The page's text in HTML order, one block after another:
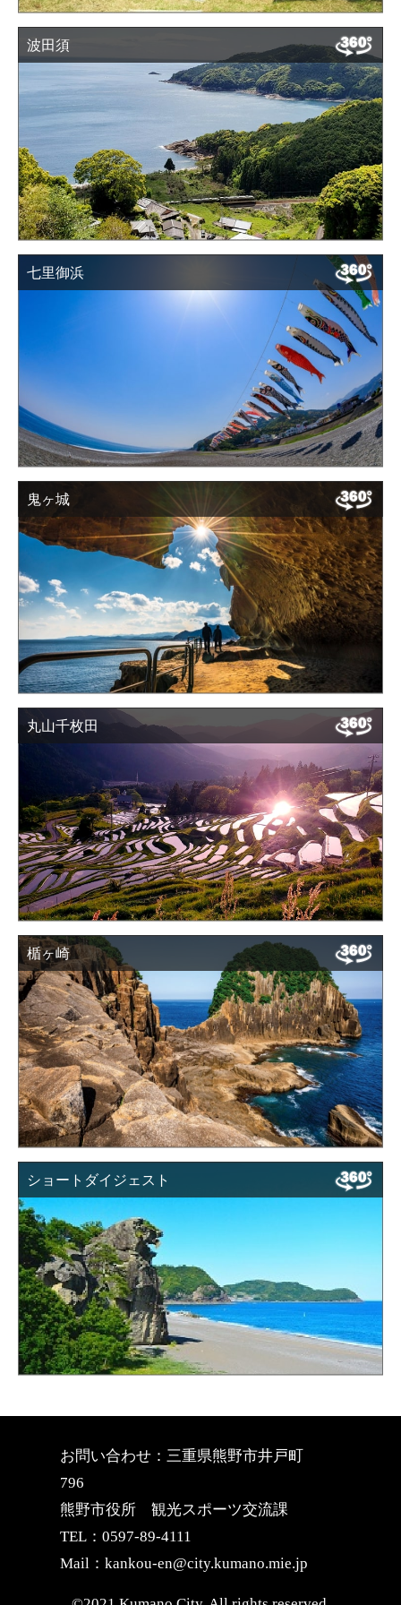
波田須
七里御浜
鬼ヶ城
丸山千枚田
楯ヶ崎
ショートダイジェスト
お問い合わせ：三重県熊野市井戸町
796
熊野市役所 観光スポーツ交流課
TEL：0597-89-4111
Mail：kankou-en@city.kumano.mie.jp